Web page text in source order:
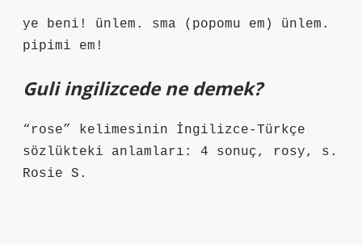
ye beni! ünlem. sma (popomu em) ünlem.
pipimi em!
Guli ingilizcede ne demek?
“rose” kelimesinin İngilizce-Türkçe
sözlükteki anlamları: 4 sonuç, rosy, s.
Rosie S.